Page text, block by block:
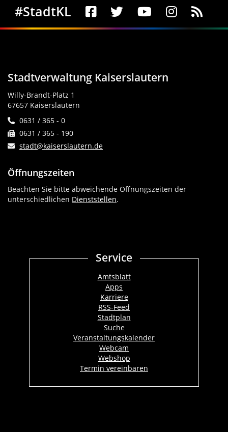
Social Media
#StadtKL
Stadtverwaltung Kaiserslautern
Willy-Brandt-Platz 1
67657 Kaiserslautern
0631 / 365 - 0
0631 / 365 - 190
stadt@kaiserslautern.de
Öffnungszeiten
Beachten Sie bitte abweichende Öffnungszeiten der
unterschiedlichen Dienststellen.
Service
Amtsblatt
Apps
Karriere
RSS-Feed
Stadtplan
Suche
Veranstaltungskalender
Webcam
Webshop
Termin vereinbaren